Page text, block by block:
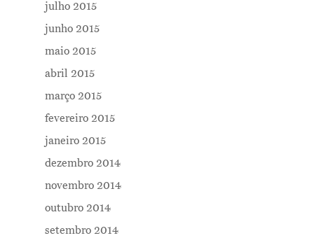
julho 2015
junho 2015
maio 2015
abril 2015
março 2015
fevereiro 2015
janeiro 2015
dezembro 2014
novembro 2014
outubro 2014
setembro 2014